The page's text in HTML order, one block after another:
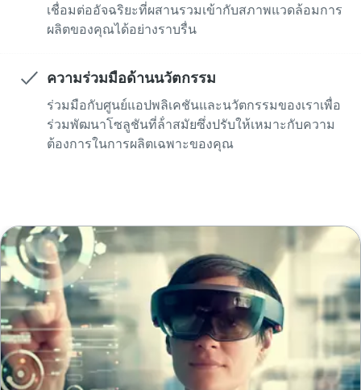
เชื่อมต่ออัจฉริยะที่ผสานรวมเข้ากับสภาพแวดล้อมการ
ผลิตของคุณได้อย่างราบรื่น
ความร่วมมือด้านนวัตกรรม
ร่วมมือกับศูนย์แอปพลิเคชันและนวัตกรรมของเราเพื่อ
ร่วมพัฒนาโซลูชันที่ล้ําสมัยซึ่งปรับให้เหมาะกับความ
ต้องการในการผลิตเฉพาะของคุณ